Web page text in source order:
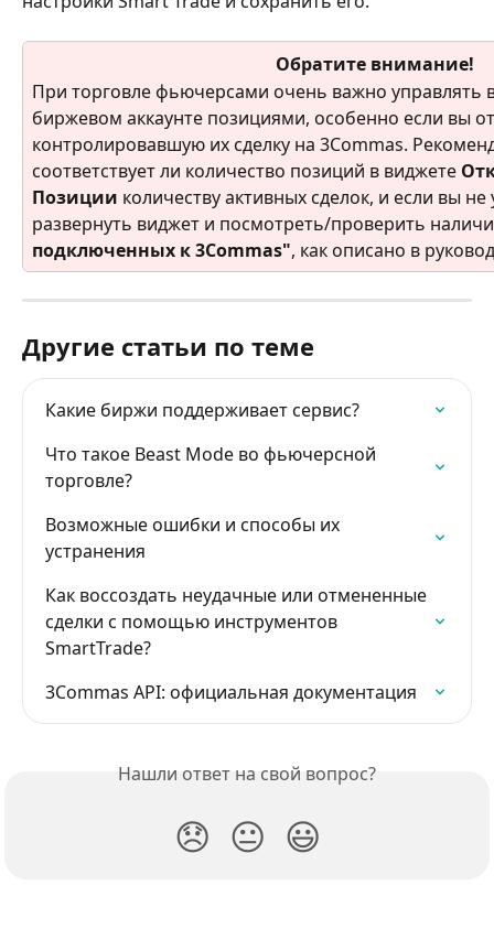
Обратите внимание!
При торговле фьючерсами очень важно
биржевом аккаунте позициями, особенно если вы
контролировавшую их сделку на 3Commas.
соответствует ли количество позиций в виджете
Позиции количеству активных сделок, и если вы
развернуть виджет и посмотреть/проверить
подключенных к 3Commas", как описано в
Другие статьи по теме
Какие биржи поддерживает сервис?
Что такое Beast Mode во фьючерсной
торговле?
Возможные ошибки и способы их
устранения
Как воссоздать неудачные или отмененные
сделки с помощью инструментов
SmartTrade?
3Commas API: официальная документация
Нашли ответ на свой вопрос?
😞 😐 😃